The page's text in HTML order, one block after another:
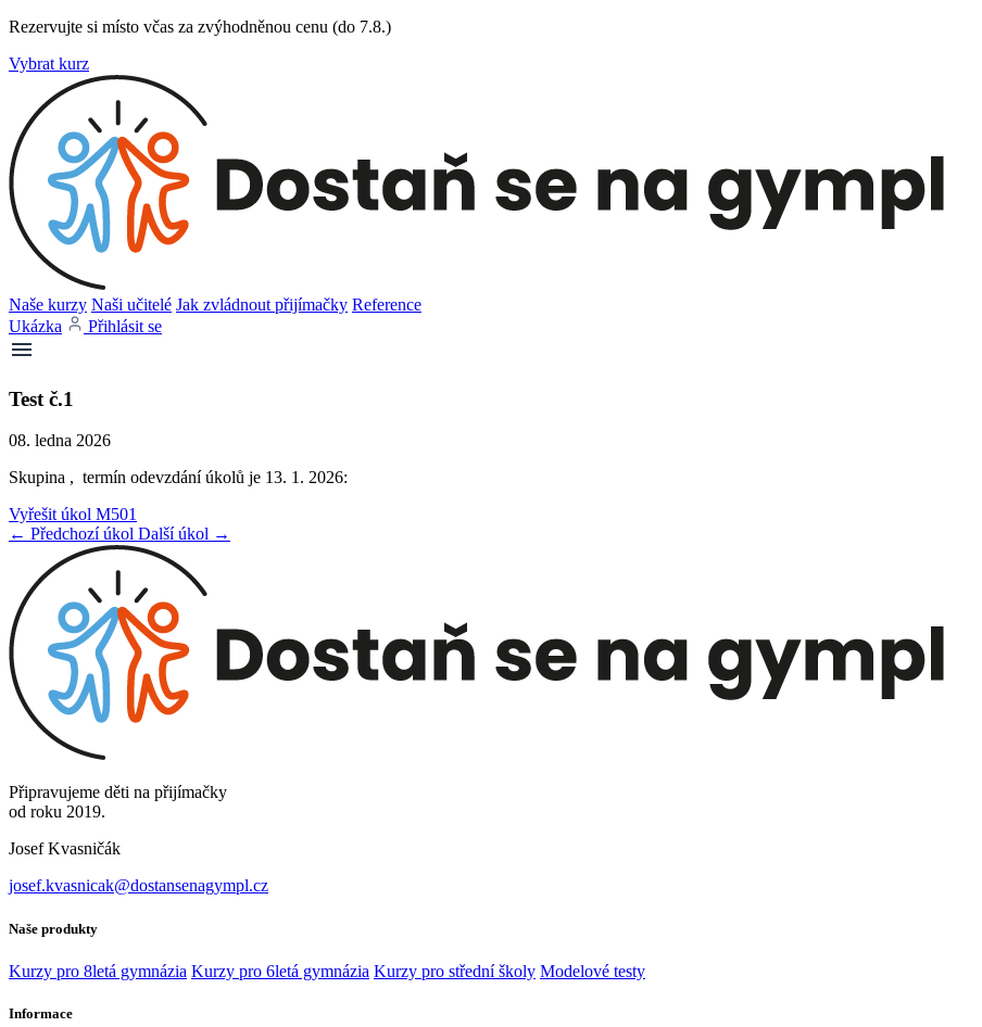
Rezervujte si místo včas za zvýhodněnou cenu (do 7.8.)
Vybrat kurz
Naše kurzy Naši učitelé Jak zvládnout přijímačky Reference
Ukázka
Přihlásit se
Test č.1
08. ledna 2026
Skupina , termín odevzdání úkolů je 13. 1. 2026:
Vyřešit úkol M501
← Předchozí úkol Další úkol →
Připravujeme děti na přijímačky
od roku 2019.
Josef Kvasničák
josef.kvasnicak@dostansenagympl.cz
Naše produkty
Kurzy pro 8letá gymnázia Kurzy pro 6letá gymnázia Kurzy pro střední školy Modelové testy
Informace